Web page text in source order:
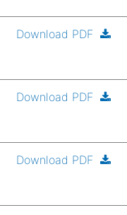
Download PDF
Download PDF
Download PDF